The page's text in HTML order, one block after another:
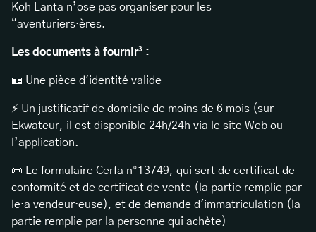
Koh Lanta n’ose pas organiser pour les
“aventuriers·ères.
Les documents à fournir³ :
🪪 Une pièce d'identité valide
⚡ Un justificatif de domicile de moins de 6 mois (sur
Ekwateur, il est disponible 24h/24h via le site Web ou
l’application.
📜 Le formulaire Cerfa n°13749, qui sert de certificat de
conformité et de certificat de vente (la partie remplie par
le·a vendeur·euse), et de demande d'immatriculation (la
partie remplie par la personne qui achète)